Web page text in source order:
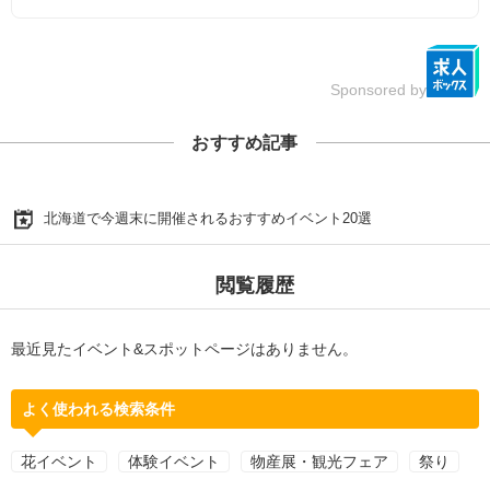
Sponsored by
おすすめ記事
北海道で今週末に開催されるおすすめイベント20選
閲覧履歴
最近見たイベント&スポットページはありません。
よく使われる検索条件
花イベント 体験イベント 物産展・観光フェア 祭り